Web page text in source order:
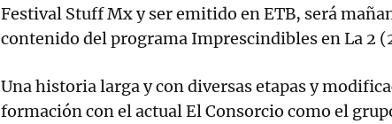
Festival Stuff Mx y ser emitido en ETB, será
contenido del programa Imprescindibles en La 2
Una historia larga y con diversas etapas y
formación con el actual El Consorcio como el